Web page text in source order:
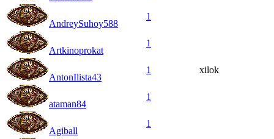
AndreySuhoy588
1
Artkinoprokat
1
AntonIlista43
1 xilok
ataman84
1
Agiball
1